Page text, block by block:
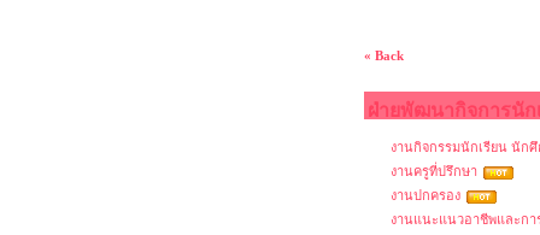
« Back
ฝ่ายพัฒนากิจการนัก
งานกิจกรรมนักเรียน นัก
งานครูที่ปรึกษา
งานปกครอง
งานแนะแนวอาชีพและกา